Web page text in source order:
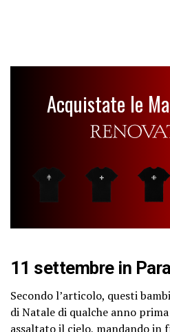
Acquistate le
11 settembre in
Secondo l’articolo, questi
di Natale di qualche anno
assaltato il cielo, mandando in